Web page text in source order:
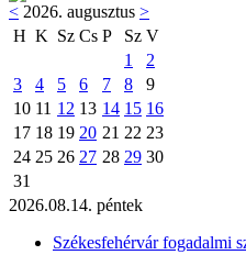
< 2026. augusztus >
H K Sz Cs P Sz V
1
2
3
4 5 6 7 8
9
10 11 12 13 14 15 16
17 18 19 20 21 22 23
24 25 26 27 28 29 30
31
2026.08.14. péntek
Székesfehérvár fogadalmi